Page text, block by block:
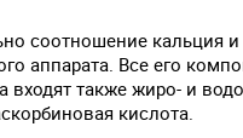
соотношение кальция
аппарата. Все его
также жиро- и
кислота.